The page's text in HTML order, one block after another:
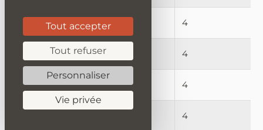
boeuf mode 4
mode vestimentaire 4
e siècle 4
4
Tout accepter
Tout refuser
Personnaliser
Vie privée